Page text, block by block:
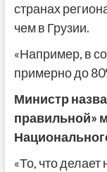
странах
чем в Грузии.
«Например, в
примерно до
Министр
правильной»
«То, что